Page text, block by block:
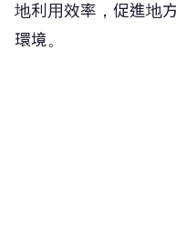
地利用效率，促進地
環境。